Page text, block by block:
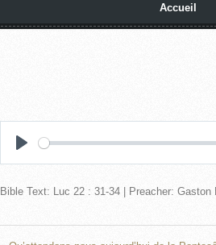
Accueil
a
Bible Text: Luc 22 : 31-34 | Preacher: Gaston